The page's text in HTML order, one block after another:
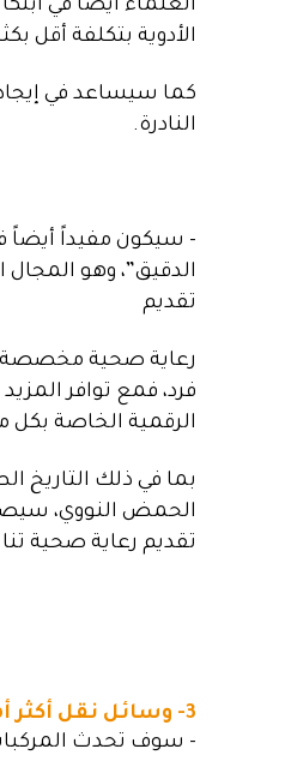
العلماء أيضاً في
الأدوية بتكلفة أقل
كما سيساعد في
النادرة.
– سيكون مفيداً أيضاً
الدقيق”، وهو
تقديم
رعاية صحية مخصصة
فرد، فمع توافر
الرقمية الخاصة بكل
بما في ذلك التاريخ
الحمض النووي،
تقديم رعاية صحية
3- وسائل نقل أكثر أماناً وفاعلية:
– سوف تحدث المركبات